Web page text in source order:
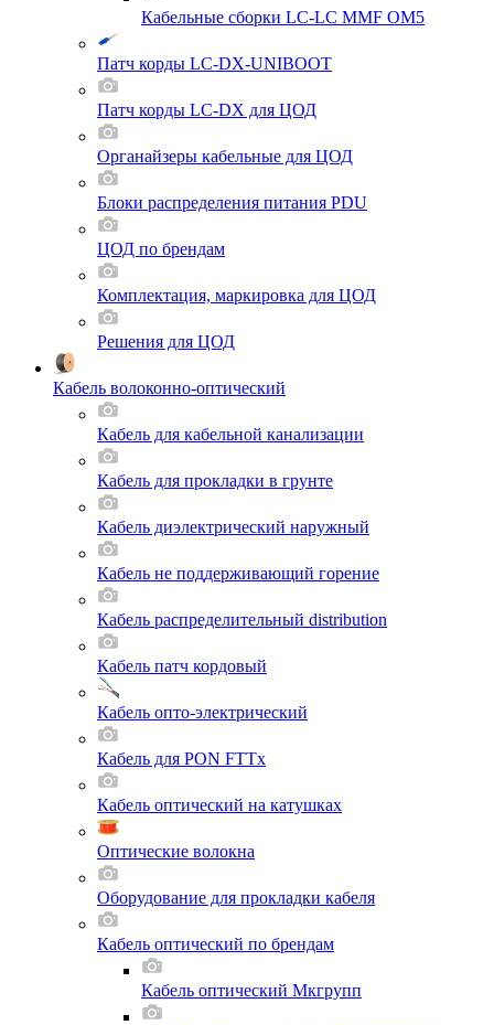
Кабельные сборки LC-LC MMF OM5
Патч корды LC-DX-UNIBOOT
Патч корды LC-DX для ЦОД
Органайзеры кабельные для ЦОД
Блоки распределения питания PDU
ЦОД по брендам
Комплектация, маркировка для ЦОД
Решения для ЦОД
Кабель волоконно-оптический
Кабель для кабельной канализации
Кабель для прокладки в грунте
Кабель диэлектрический наружный
Кабель не поддерживающий горение
Кабель распределительный distribution
Кабель патч кордовый
Кабель опто-электрический
Кабель для PON FTTx
Кабель оптический на катушках
Оптические волокна
Оборудование для прокладки кабеля
Кабель оптический по брендам
Кабель оптический Мкгрупп